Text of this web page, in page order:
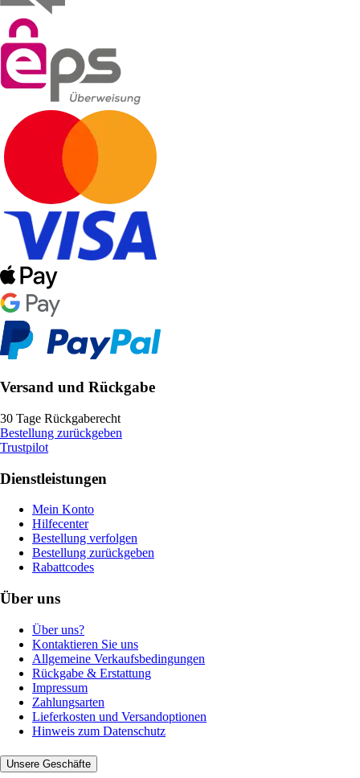
Versand und Rückgabe
30 Tage Rückgaberecht
Bestellung zurückgeben
Trustpilot
Dienstleistungen
Mein Konto
Hilfecenter
Bestellung verfolgen
Bestellung zurückgeben
Rabattcodes
Über uns
Über uns?
Kontaktieren Sie uns
Allgemeine Verkaufsbedingungen
Rückgabe & Erstattung
Impressum
Zahlungsarten
Lieferkosten und Versandoptionen
Hinweis zum Datenschutz
Unsere Geschäfte